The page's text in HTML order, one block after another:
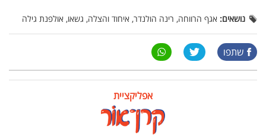
נושאים: אגף הרווחה, רינה הולנדר, איחוד והצלה, גשאו, אולפנת גילה
שתפו
אפליקציית